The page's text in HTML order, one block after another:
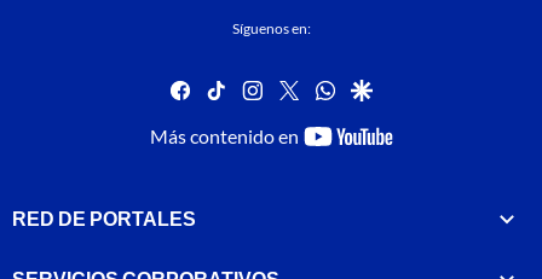
Síguenos en:
facebook
tiktok instagram
twitterwhatsapp
google
Más contenido en
youtube-
RED DE PORTALES